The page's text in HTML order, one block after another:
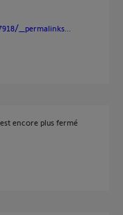
_permalinks...
est encore plus fermé